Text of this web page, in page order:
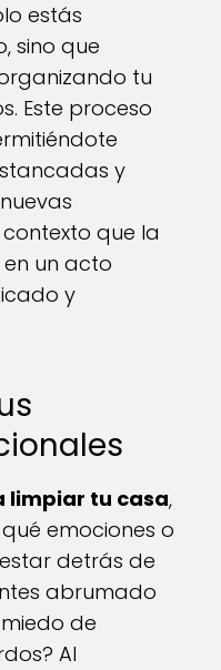
estás
sino que
tu
Este proceso
y
contexto que la
un acto
y
limpiar tu casa,
emociones o
detrás de
abrumado
de
Al